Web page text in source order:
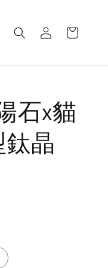
石x貓
晶